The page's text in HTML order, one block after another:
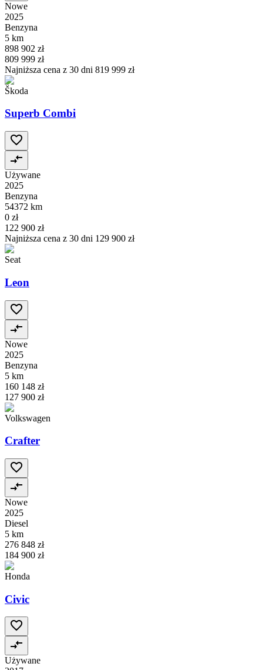
Nowe
2025
Benzyna
5 km
898 902 zł
809 999 zł
Najniższa cena z 30 dni 819 999 zł
Škoda
Superb Combi
Używane
2025
Benzyna
54372 km
0 zł
122 900 zł
Najniższa cena z 30 dni 129 900 zł
Seat
Leon
Nowe
2025
Benzyna
5 km
160 148 zł
127 900 zł
Volkswagen
Crafter
Nowe
2025
Diesel
5 km
276 848 zł
184 900 zł
Honda
Civic
Używane